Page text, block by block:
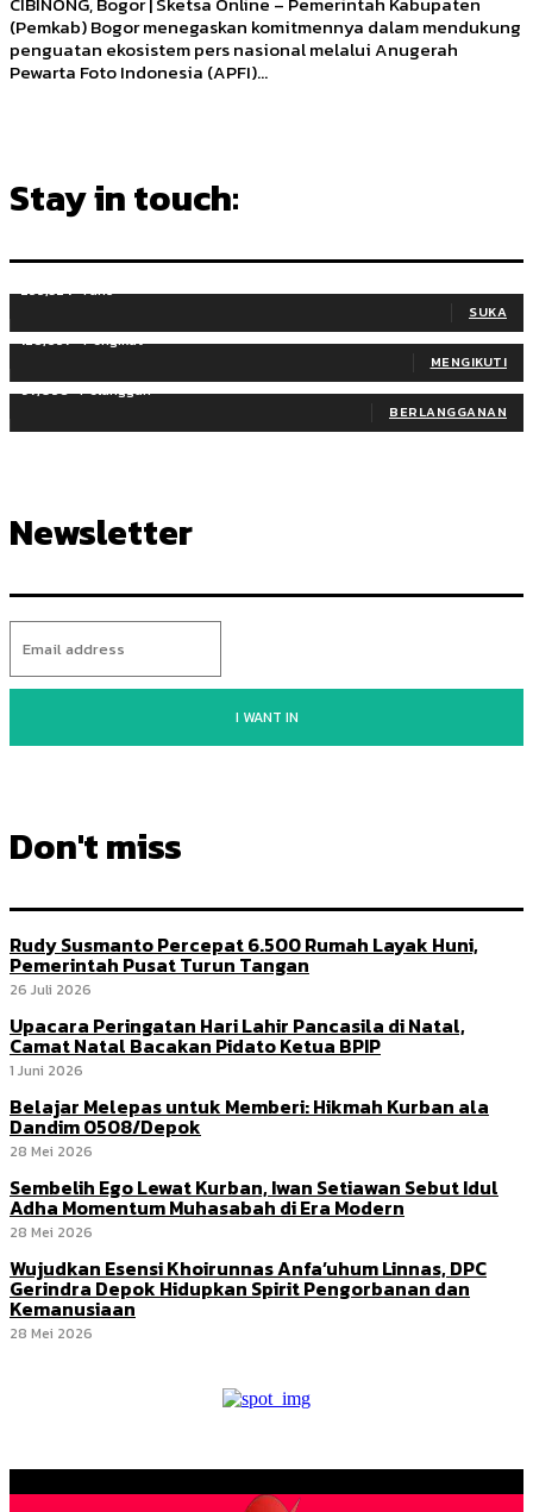
(Pemkab) Bogor menegaskan komitmennya dalam mendukung
penguatan ekosistem pers nasional melalui Anugerah
Pewarta Foto Indonesia (APFI)...
Stay in touch:
255,324 Fans
SUKA
128,657 Pengikut
MENGIKUTI
97,058 Pelanggan
BERLANGGANAN
Newsletter
I WANT IN
Don't miss
Rudy Susmanto Percepat 6.500 Rumah Layak Huni,
Pemerintah Pusat Turun Tangan
26 Juli 2026
Upacara Peringatan Hari Lahir Pancasila di Natal,
Camat Natal Bacakan Pidato Ketua BPIP
1 Juni 2026
Belajar Melepas untuk Memberi: Hikmah Kurban ala
Dandim 0508/Depok
28 Mei 2026
Sembelih Ego Lewat Kurban, Iwan Setiawan Sebut Idul
Adha Momentum Muhasabah di Era Modern
28 Mei 2026
Wujudkan Esensi Khoirunnas Anfa’uhum Linnas, DPC
Gerindra Depok Hidupkan Spirit Pengorbanan dan
Kemanusiaan
28 Mei 2026